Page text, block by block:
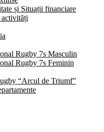
și Situații financiare
activități
Rugby 7s Masculin
Rugby 7s Feminin
“Arcul de Triumf”